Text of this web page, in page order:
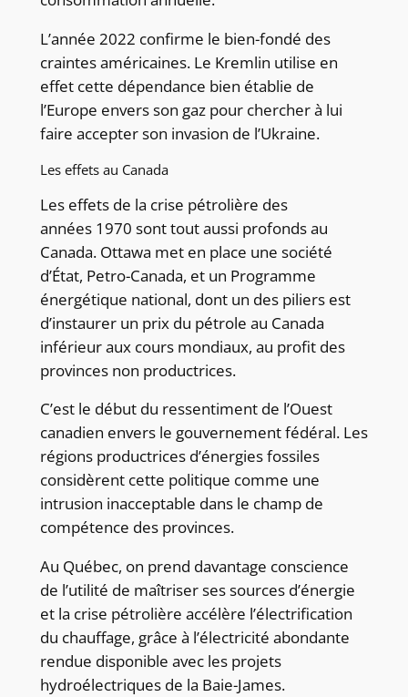
L’année 2022 confirme le bien-fondé des
craintes américaines. Le Kremlin utilise en
effet cette dépendance bien établie de
l’Europe envers son gaz pour chercher à lui
faire accepter son invasion de l’Ukraine.
Les effets au Canada
Les effets de la crise pétrolière des
années 1970 sont tout aussi profonds au
Canada. Ottawa met en place une société
d’État, Petro-Canada, et un Programme
énergétique national, dont un des piliers est
d’instaurer un prix du pétrole au Canada
inférieur aux cours mondiaux, au profit des
provinces non productrices.
C’est le début du ressentiment de l’Ouest
canadien envers le gouvernement fédéral. Les
régions productrices d’énergies fossiles
considèrent cette politique comme une
intrusion inacceptable dans le champ de
compétence des provinces.
Au Québec, on prend davantage conscience
de l’utilité de maîtriser ses sources d’énergie
et la crise pétrolière accélère l’électrification
du chauffage, grâce à l’électricité abondante
rendue disponible avec les projets
hydroélectriques de la Baie-James.